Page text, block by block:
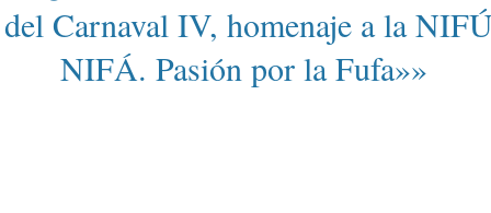
del Carnaval IV, homenaje a la
NIFÁ. Pasión por la Fufa»»